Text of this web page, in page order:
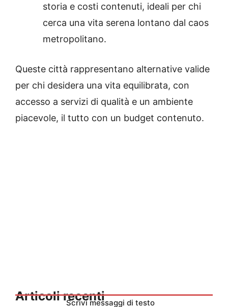
storia e costi contenuti, ideali per chi
cerca una vita serena lontano dal caos
metropolitano.
Queste città rappresentano alternative valide
per chi desidera una vita equilibrata, con
accesso a servizi di qualità e un ambiente
piacevole, il tutto con un budget contenuto.
Articoli recentiScrivi messaggi di testo